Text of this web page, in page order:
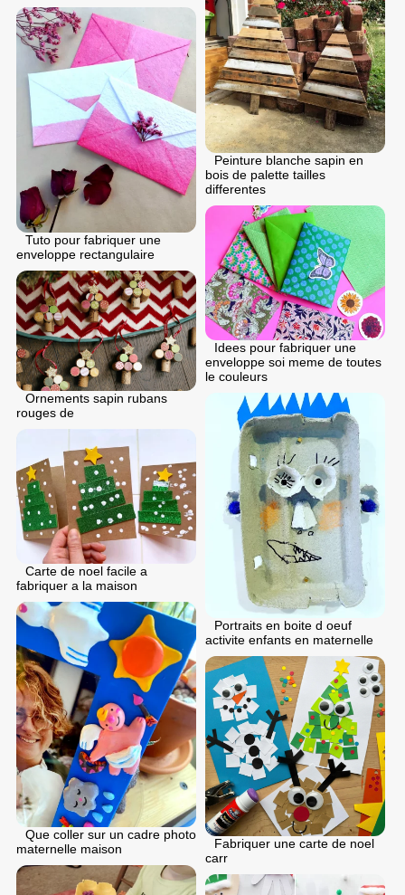
Peinture blanche sapin en
bois de palette tailles
differentes
Tuto pour fabriquer une
enveloppe rectangulaire
Idees pour fabriquer une
enveloppe soi meme de toutes
le couleurs
Ornements sapin rubans
rouges de
Portraits en boite d oeuf
activite enfants en maternelle
Carte de noel facile a
fabriquer a la maison
Que coller sur un cadre photo
maternelle maison
Fabriquer une carte de noel
carr